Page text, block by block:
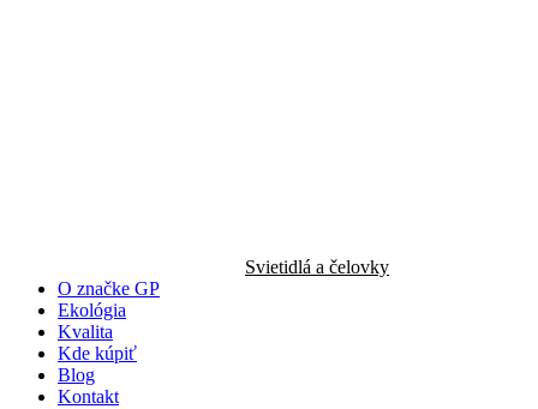
Svietidlá a čelovky
O značke GP
Ekológia
Kvalita
Kde kúpiť
Blog
Kontakt